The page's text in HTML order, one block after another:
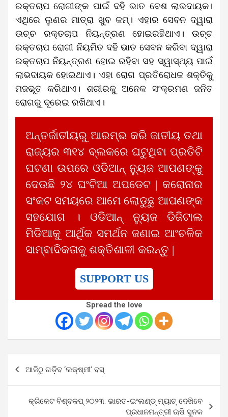
ରକ୍ତଚାପ ରୋଗୀଙ୍କ ପାଇଁ ଦହି ଭାତ ବେଶ ଲାଭଦାୟକ।
ଏଥିରେ ଲୁଣର ମାତ୍ରା ଖୁବ କମ୍‌‌। ଏହାର ସେବନ ଦ୍ୱାରା
ଉଚ୍ଚ ରକ୍ତଚାପ ନିୟନ୍ତ୍ରଣ ହୋଇରହିଥାଏ। ଉଚ୍ଚ
ରକ୍ତଚାପ ରୋଗୀ ନିୟମିତ ଦହି ଭାତ ସେବନ କରିବା ଦ୍ୱାରା
ରକ୍ତଚାପ ନିୟନ୍ତ୍ରଣ ହୋଇ ରହିବା ସହ ସ୍ୱାସ୍ଥ୍ୟ ପାଇଁ
ଲାଭଦାୟକ ହୋଇଥାଏ। ଏହା ରୋଗ ପ୍ରତିରୋଧକ ଶକ୍ତିକୁ
ମଜଭୂତ କରିଥାଏ। ଶରୀରକୁ ଅନେକ ସଂକ୍ରମଣ ଜନିତ
ରୋଗରୁ ଦୂରେଇ ରଖିଥାଏ।
ଅନ୍ତର୍ଜାତୀୟରୁ ଆରମ୍ଭ କରି ଜାତୀୟ ତଥା
ରାଜ୍ୟର ୩୧୪ ବ୍ଲକରେ ଘଟୁଥିବା ପ୍ରତିଟି
ଘଟଣା ଉପରେ ଓଡିଆନ୍ ନ୍ୟୁଜ ଆପଣଙ୍କୁ
ଦେଉଛି ୨୪ ଘଂଟିଆ ଅପଡେଟ | କରୋନାର
ସଂକଟ ସମୟରେ ଆମେ ଲୋଡୁଛୁ ଆପଣଙ୍କ
ସହଯୋଗ । ଓଡିଆନ୍ ନ୍ୟୁଜ ଡିଜିଟାଲ
ମିଡିଆକୁ ଆର୍ଥିକ ସମର୍ଥନ ଜଣାଇ ଆଂଚଳିକ
ସାମ୍ବାଦିକତାକୁ ଶକ୍ତିଶାଳୀ କରନ୍ତୁ |
SUPPORT US
Spread the love
navigation
ଆଜିଠୁ ଗଡ଼ିବ ‘ଲକ୍ଷ୍ମୀ’ ବସ୍‌
କ୍ରିକେଟ ବିଶ୍ବକପ୍‌ ୨୦୨୩: ଭାରତ-ଇଂଲଣ୍ଡ୍‌ ମ୍ୟାଚ୍‌ ଦେଖିବେ
ପ୍ରଧାନମନ୍ତ୍ରୀ ଋଷି ସୁନକ